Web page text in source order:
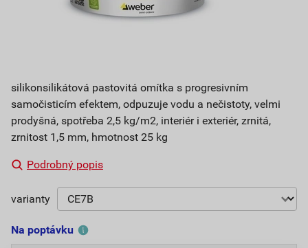
silikonsilikátová pastovitá omítka s progresivním
samočisticím efektem, odpuzuje vodu a nečistoty, velmi
prodyšná, spotřeba 2,5 kg/m2, interiér i exteriér, zrnitá,
zrnitost 1,5 mm, hmotnost 25 kg
Podrobný popis
varianty
Na poptávku